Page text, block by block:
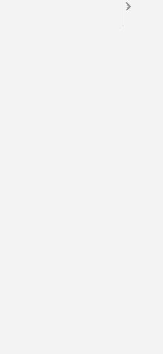
den
Forderungen für die